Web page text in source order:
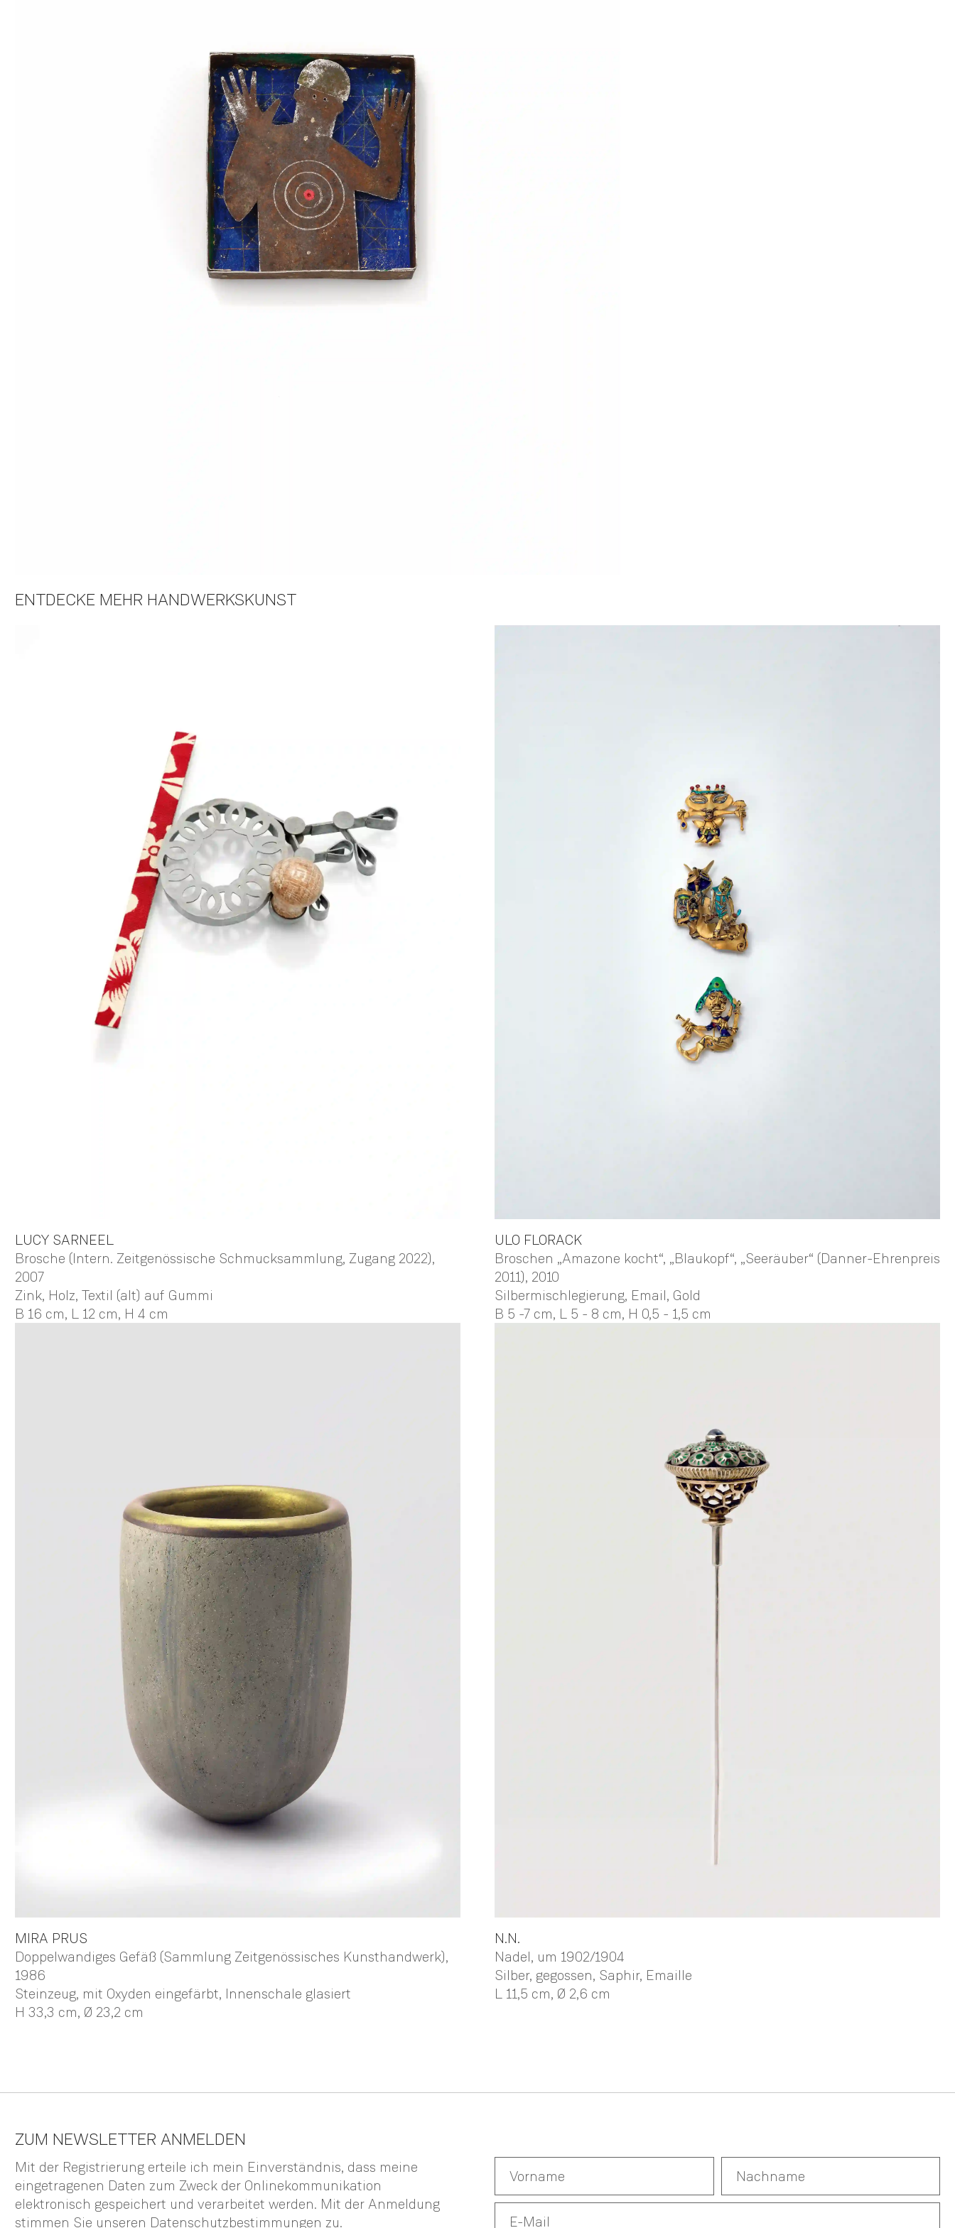
ENTDECKE MEHR HANDWERKSKUNST
LUCY SARNEEL
Brosche (Intern. Zeitgenössische Schmucksammlung, Zugang 2022),
2007
Zink, Holz, Textil (alt) auf Gummi
B 16 cm, L 12 cm, H 4 cm
ULO FLORACK
Broschen „Amazone kocht“, „Blaukopf“, „Seeräuber“ (Danner-Ehrenpreis
2011), 2010
Silbermischlegierung, Email, Gold
B 5 -7 cm, L 5 - 8 cm, H 0,5 - 1,5 cm
MIRA PRUS
Doppelwandiges Gefäß (Sammlung Zeitgenössisches Kunsthandwerk),
1986
Steinzeug, mit Oxyden eingefärbt, Innenschale glasiert
H 33,3 cm, Ø 23,2 cm
N.N.
Nadel, um 1902/1904
Silber, gegossen, Saphir, Emaille
L 11,5 cm, Ø 2,6 cm
ZUM NEWSLETTER ANMELDEN
Mit der Registrierung erteile ich mein Einverständnis, dass meine
eingetragenen Daten zum Zweck der Onlinekommunikation
elektronisch gespeichert und verarbeitet werden. Mit der Anmeldung
stimmen Sie unseren Datenschutzbestimmungen zu.